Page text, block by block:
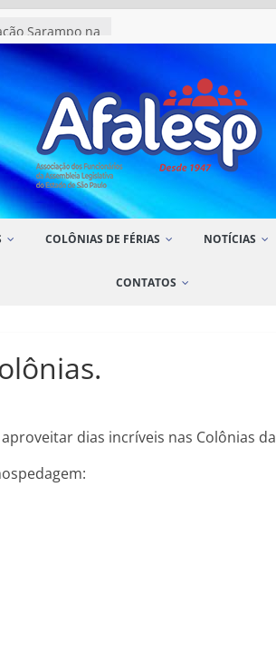
Sarampo na
Caramelo
COLÔNIAS DE FÉRIAS NOTÍCIAS
CONTATOS
dias incríveis nas Colônias